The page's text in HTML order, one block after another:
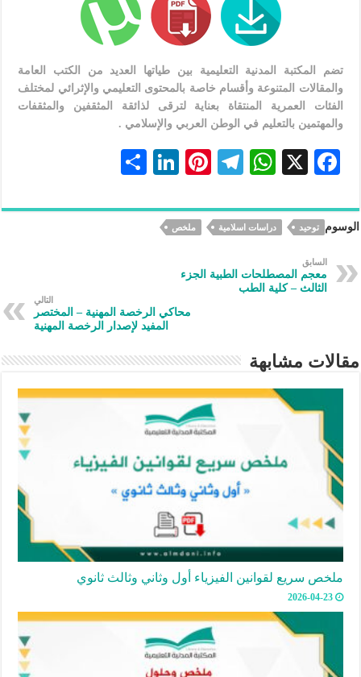
تضم المكتبة المدنية التعليمية بين طياتها العديد من الكتب العامة
والمقالات المتنوعة وأقسام خاصة بالمحتوى التعليمي والإثرائي لمختلف
الفئات العمرية المنتقاة بعناية لترقى لذائقة المثقفين والمثقفات
والمهتمين بالتعليم في الوطن العربي والإسلامي .
F
eb
oo
k
X
W
at
s
A
p
Te
gr
a
m
Pi
er
es
t
Li
ke
ar
الوسوم توحيد دراسات اسلامية ملخص
السابق
معجم المصطلحات الطبية الجزء
الثالث – كلية الطب
التالي
محاكي الرخصة المهنية – المختصر
المفيد لإصدار الرخصة المهنية
مقالات مشابهة
ملخص سريع لقوانين الفيزياء أول وثاني وثالث ثانوي
2026-04-23